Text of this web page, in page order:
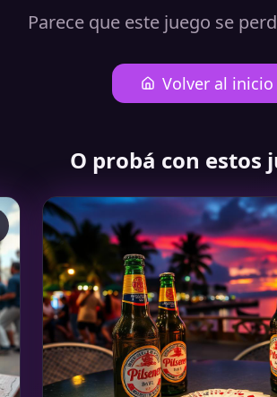
Parece que este juego se
Volver al inicio
O probá con estos